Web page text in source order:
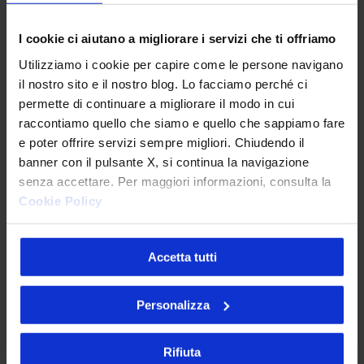
I cookie ci aiutano a migliorare i servizi che ti offriamo
Utilizziamo i cookie per capire come le persone navigano
il nostro sito e il nostro blog. Lo facciamo perché ci
permette di continuare a migliorare il modo in cui
raccontiamo quello che siamo e quello che sappiamo fare
e poter offrire servizi sempre migliori. Chiudendo il
banner con il pulsante X, si continua la navigazione
senza accettare. Per maggiori informazioni, consulta la
Cookie Policy
Accetta tutti
Personalizza
Rifiuta
nel
mondo
Native:
l’unione
fa
la
forza
Il futuro IT delle aziende è segnato dalle
tecnologie Cloud…